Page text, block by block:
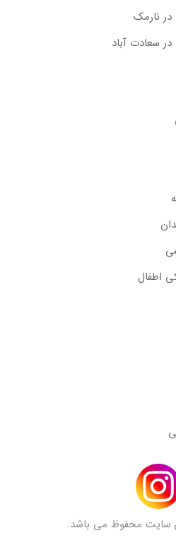
در نارمک
سعادت آباد
اطفال
سایت محفوظ می باشد.